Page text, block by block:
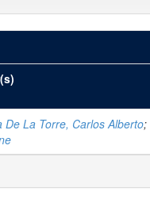
De La Torre, Carlos Alberto;